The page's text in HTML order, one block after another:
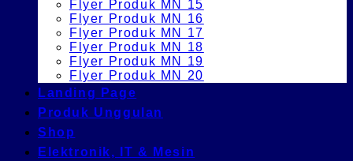
Flyer Produk MN 15
Flyer Produk MN 16
Flyer Produk MN 17
Flyer Produk MN 18
Flyer Produk MN 19
Flyer Produk MN 20
Landing Page
Produk Unggulan
Shop
Elektronik, IT & Mesin